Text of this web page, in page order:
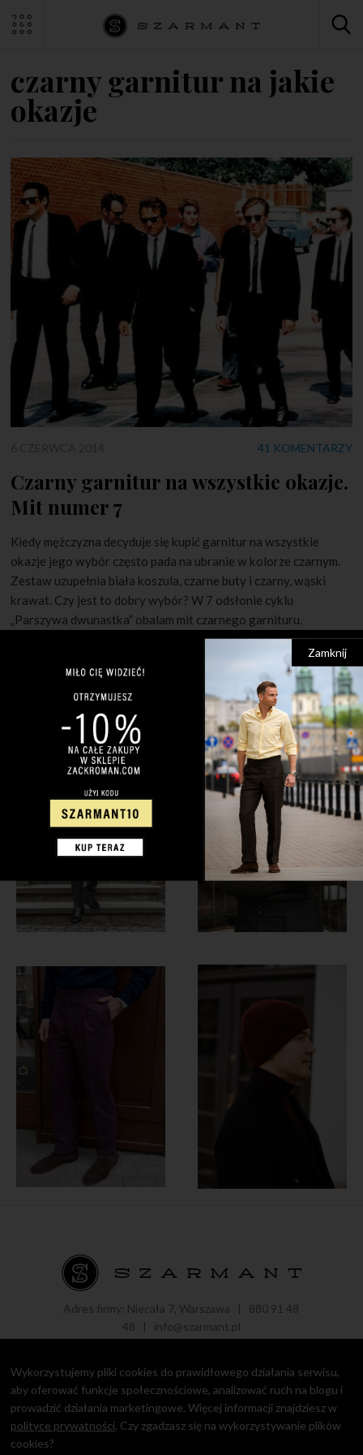
czarny garnitur na jakie
okazje
41 KOMENTARZY
Czarny garnitur na wszystkie okazje.
Mit numer 7
Kiedy mężczyzna decyduje się kupić garnitur na wszystkie
okazje jego wybór często pada na ubranie w kolorze czarnym.
Zestaw uzupełnia biała koszula, czarne buty i czarny, wąski
krawat. Czy jest to dobry wybór? W 7 odsłonie cyklu
„Parszywa dwunastka” obalam mit czarnego garnituru.
Adres firmy: Niecała 7, Warszawa | 880 91 48
48 | info@szarmant.pl
Copyright © 2016 - 2021 Roman Zaczkiewicz.
Polityka prywatności
Wykorzystujemy pliki cookies do prawidłowego działania serwisu,
aby oferować funkcje społecznościowe, analizować ruch na blogu i
prowadzić działania marketingowe. Więcej informacji znajdziesz w
polityce prywatności. Czy zgadzasz się na wykorzystywanie plików
cookies?
Zamknij